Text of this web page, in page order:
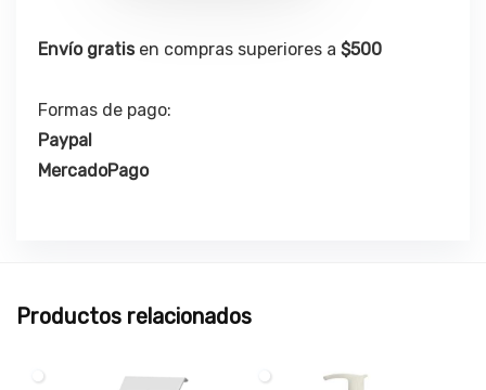
Envío gratisen compras superiores a $500
Formas de pago:
Paypal
MercadoPago
Productos relacionados